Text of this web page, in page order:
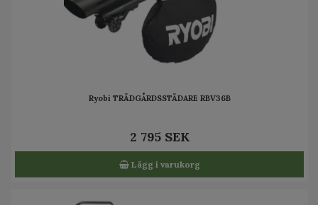
Ryobi TRÄDGÅRDSSTÄDARE RBV36B
2 795 SEK
Lägg i varukorg